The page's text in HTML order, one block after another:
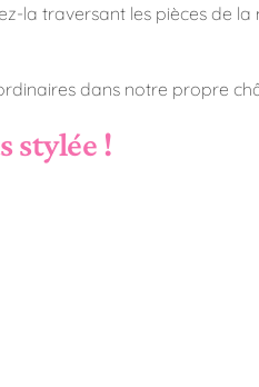
la traversant les pièces de la
dans notre propre
stylée !